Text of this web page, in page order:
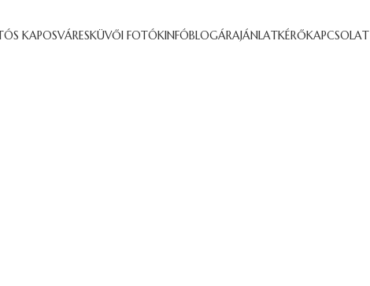
KAPOSVÁRESKÜVŐI FOTÓKINFÓBLOGÁRAJÁNLATKÉRŐKAPCSOLAT